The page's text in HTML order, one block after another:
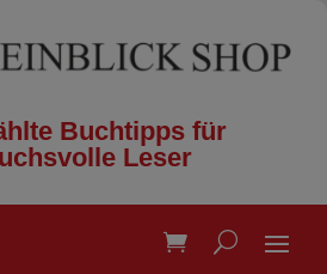
Buchtipps für
Leser